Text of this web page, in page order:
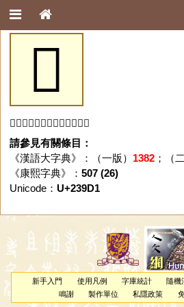
𣧑
「𣧑」字未收錄於本資料庫。
請參見有關條目：
《漢語大字典》：（一版） 1382；（二
《康熙字典》： 507 (26)
Unicode： U+239D1
新手入門 使用凡例 字庫統計 隨機
鳴謝
製作單位 私隱政策